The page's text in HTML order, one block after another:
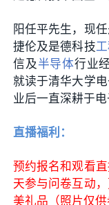
阳任平先生，现
捷伦及是德科技
信及 半导体行业
就读于清华大学
业后一直深耕于
直播福利：
预约报名和观看
天参与问卷互动
美礼品（照片仅供